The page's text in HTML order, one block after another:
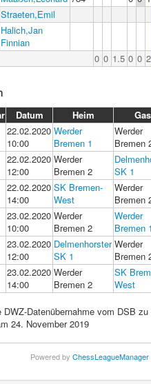
Straeten,Emil
Halich,Jan
Finnian
0 0 1.5 0 0 2
Datum Heim
22.02.2020
10:00
Werder
Bremen 1
Werder
Bremen
22.02.2020
12:00
Werder
Bremen 2
SK 1
22.02.2020
14:00
SK Bremen-
West
Werder
Bremen
23.02.2020
10:00
Werder
Bremen 2
Werder
Bremen 1
23.02.2020
12:00
Delmenhorster
SK 1
Werder
Bremen
23.02.2020
14:00
Werder
Bremen 2
SK
West
DWZ-Datenübernahme vom DSB
24. November 2019
Powered by ChessLeagueManager